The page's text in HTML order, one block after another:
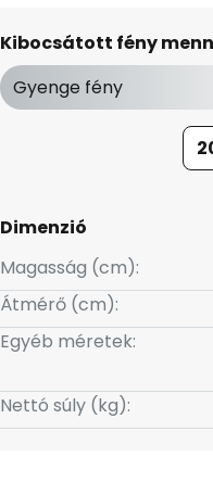
Kibocsátott fény
Gyenge fény
Dimenzió
Magasság (cm):
Átmérő (cm):
Egyéb méretek:
Nettó súly (kg):